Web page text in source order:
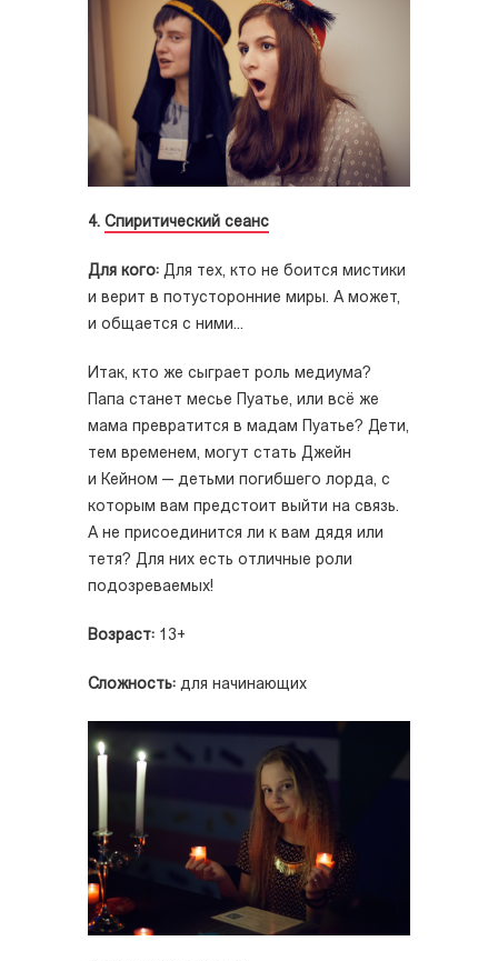
4. Спиритический сеанс
Для кого: Для тех, кто не боится мистики
и верит в потусторонние миры. А может,
и общается с ними...
Итак, кто же сыграет роль медиума?
Папа станет месье Пуатье, или всё же
мама превратится в мадам Пуатье? Дети,
тем временем, могут стать Джейн
и Кейном — детьми погибшего лорда, с
которым вам предстоит выйти на связь.
А не присоединится ли к вам дядя или
тетя? Для них есть отличные роли
подозреваемых!
Возраст: 13+
Сложность: для начинающих